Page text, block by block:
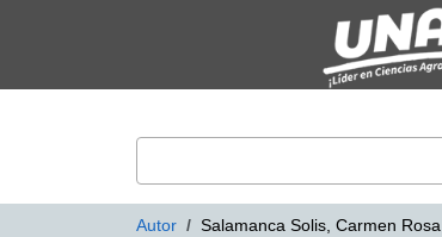
Autor Salamanca Solis, Carmen Rosa